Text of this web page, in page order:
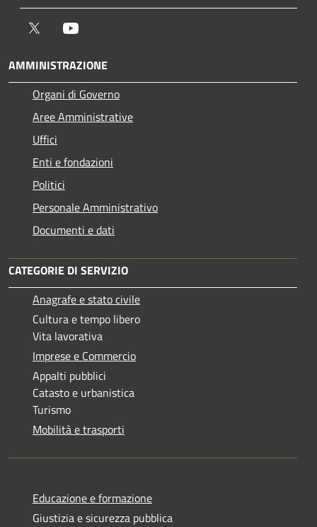
Twitter
AMMINISTRAZIONE
Organi di Governo
Aree Amministrative
Uffici
Enti e fondazioni
Politici
Personale Amministrativo
Documenti e dati
CATEGORIE DI SERVIZIO
Anagrafe e stato civile
Cultura e tempo libero
Vita lavorativa
Imprese e Commercio
Appalti pubblici
Catasto e urbanistica
Turismo
Mobilità e trasporti
Educazione e formazione
Giustizia e sicurezza pubblica